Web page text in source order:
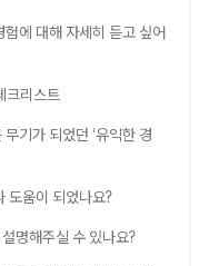
에 대해 자세히 듣고 싶어
크리스트
기가 되었던 ‘유익한 경
도움이 되었나요?
명해주실 수 있나요?